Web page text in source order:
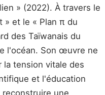
» (2022). À travers le
» et le « Plan π du
des Taïwanais du
l'océan. Son œuvre ne
la tension vitale des
et l'éducation
une